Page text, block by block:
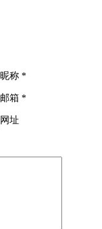
昵称 *
邮箱 *
网址